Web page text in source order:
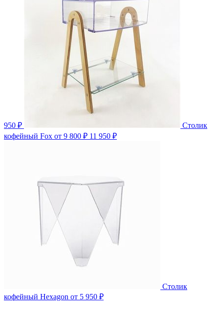
950 ₽
Столик
кофейный Fox от 9 800 ₽ 11 950 ₽
Столик
кофейный Hexagon от 5 950 ₽